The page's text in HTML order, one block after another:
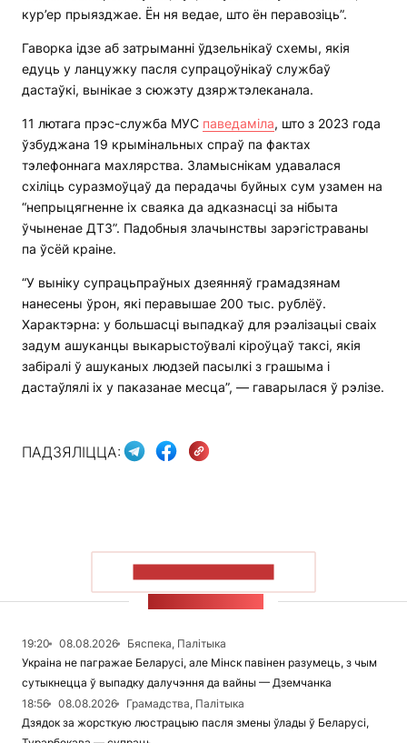
кур’ер прыязджае. Ён ня ведае, што ён перавозіць”.
Гаворка ідзе аб затрыманні ўдзельнікаў схемы, якія
едуць у ланцужку пасля супрацоўнікаў службаў
дастаўкі, вынікае з сюжэту дзяржтэлеканала.
11 лютага прэс-служба МУС паведаміла, што з 2023 года
ўзбуджана 19 крымінальных спраў па фактах
тэлефоннага махлярства. Зламыснікам удавалася
схіліць суразмоўцаў да перадачы буйных сум узамен на
“непрыцягненне іх сваяка да адказнасці за нібыта
ўчыненае ДТЗ”. Падобныя злачынствы зарэгістраваны
па ўсёй краіне.
“У выніку супрацьпраўных дзеянняў грамадзянам
нанесены ўрон, які перавышае 200 тыс. рублёў.
Характэрна: у большасці выпадкаў для рэалізацыі сваіх
задум ашуканцы выкарыстоўвалі кіроўцаў таксі, якія
забіралі ў ашуканых людзей пасылкі з грашыма і
дастаўлялі іх у паказанае месца”, — гаварылася ў рэлізе.
ПАДЗЯЛІЦЦА:
19:20 08.08.2026
Бяспека, Палітыка
Украіна не пагражае Беларусі, але Мінск павінен разумець, з чым
сутыкнецца ў выпадку далучэння да вайны — Дземчанка
18:56
08.08.2026
Грамадства, Палітыка
Дзядок за жорсткую люстрацыю пасля змены ўлады ў Беларусі,